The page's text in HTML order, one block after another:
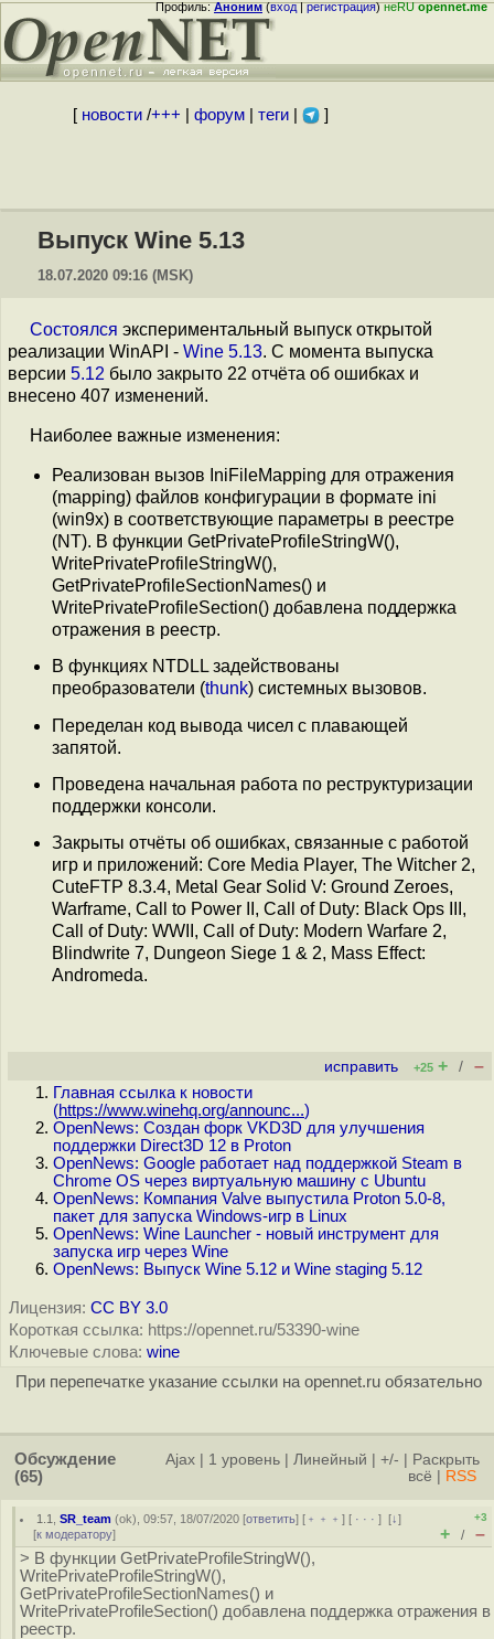
Профиль:Аноним(вход|регистрация)неRUopennet.me
[ новости/+++ форум| теги| ]
Выпуск Wine 5.13
18.07.2020 09:16 (MSK)
Состоялся экспериментальный выпуск открытой
реализации WinAPI - Wine 5.13. С момента выпуска
версии 5.12 было закрыто 22 отчёта об ошибках и
внесено 407 изменений.
Наиболее важные изменения:
Реализован вызов IniFileMapping для отражения
(mapping) файлов конфигурации в формате ini
(win9x) в соответствующие параметры в реестре
(NT). В функции GetPrivateProfileStringW(),
WritePrivateProfileStringW(),
GetPrivateProfileSectionNames() и
WritePrivateProfileSection() добавлена поддержка
отражения в реестр.
В функциях NTDLL задействованы
преобразователи (thunk) системных вызовов.
Переделан код вывода чисел с плавающей
запятой.
Проведена начальная работа по реструктуризации
поддержки консоли.
Закрыты отчёты об ошибках, связанные с работой
игр и приложений: Core Media Player, The Witcher 2,
CuteFTP 8.3.4, Metal Gear Solid V: Ground Zeroes,
Warframe, Call to Power II, Call of Duty: Black Ops III,
Call of Duty: WWII, Call of Duty: Modern Warfare 2,
Blindwrite 7, Dungeon Siege 1 & 2, Mass Effect:
Andromeda.
исправить +25 + / –
Главная ссылка к новости
(https://www.winehq.org/announc...)
OpenNews: Создан форк VKD3D для улучшения
поддержки Direct3D 12 в Proton
OpenNews: Google работает над поддержкой Steam в
Chrome OS через виртуальную машину с Ubuntu
OpenNews: Компания Valve выпустила Proton 5.0-8,
пакет для запуска Windows-игр в Linux
OpenNews: Wine Launcher - новый инструмент для
запуска игр через Wine
OpenNews: Выпуск Wine 5.12 и Wine staging 5.12
Лицензия: CC BY 3.0
Короткая ссылка: https://opennet.ru/53390-wine
Ключевые слова: wine
При перепечатке указание ссылки на opennet.ru обязательно
Обсуждение
(65)
Ajax 1 уровень Линейный +/-
Раскрыть
всё
RSS
1.1 ,SR_team (ok), 09:57, 18/07/2020 [ответить] [ ﹢﹢﹢] [ · · ·][↓]
[к модератору]
+3
+ / –
> В функции GetPrivateProfileStringW(),
WritePrivateProfileStringW(),
GetPrivateProfileSectionNames() и
WritePrivateProfileSection() добавлена поддержка отражения в
реестр.